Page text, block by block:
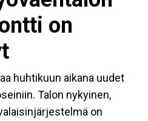
on
huhtikuun aikana uudet
Talon nykyinen,
on